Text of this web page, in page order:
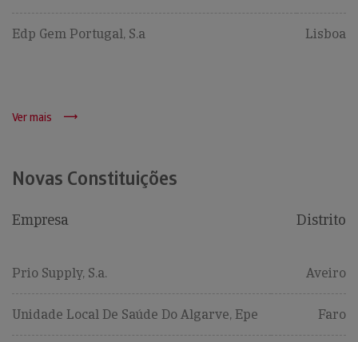
Edp Gem Portugal, S.a Lisboa
Ver mais
Novas Constituições
Empresa Distrito
Prio Supply, S.a. Aveiro
Unidade Local De Saúde Do Algarve, Epe Faro